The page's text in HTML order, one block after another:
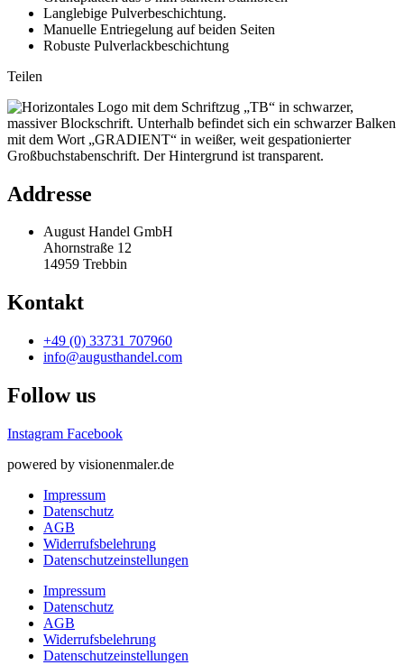
Langlebige Pulverbeschichtung.
Manuelle Entriegelung auf beiden Seiten
Robuste Pulverlackbeschichtung
Teilen
Addresse
August Handel GmbH
Ahornstraße 12
14959 Trebbin
Kontakt
+49 (0) 33731 707960
info@augusthandel.com
Follow us
Instagram Facebook
powered by visionenmaler.de
Impressum
Datenschutz
AGB
Widerrufsbelehrung
Datenschutz­­einstellungen
Impressum
Datenschutz
AGB
Widerrufsbelehrung
Datenschutz­­einstellungen